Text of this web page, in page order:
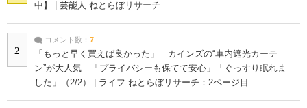
中】 | 芸能人 ねとらぼリサーチ
2
コメント数： 7
「もっと早く買えば良かった」 カインズの“車内遮光カーテ
ン”が大人気 「プライバシーも保てて安心」「ぐっすり眠れま
した」（2/2） | ライフ ねとらぼリサーチ：2ページ目